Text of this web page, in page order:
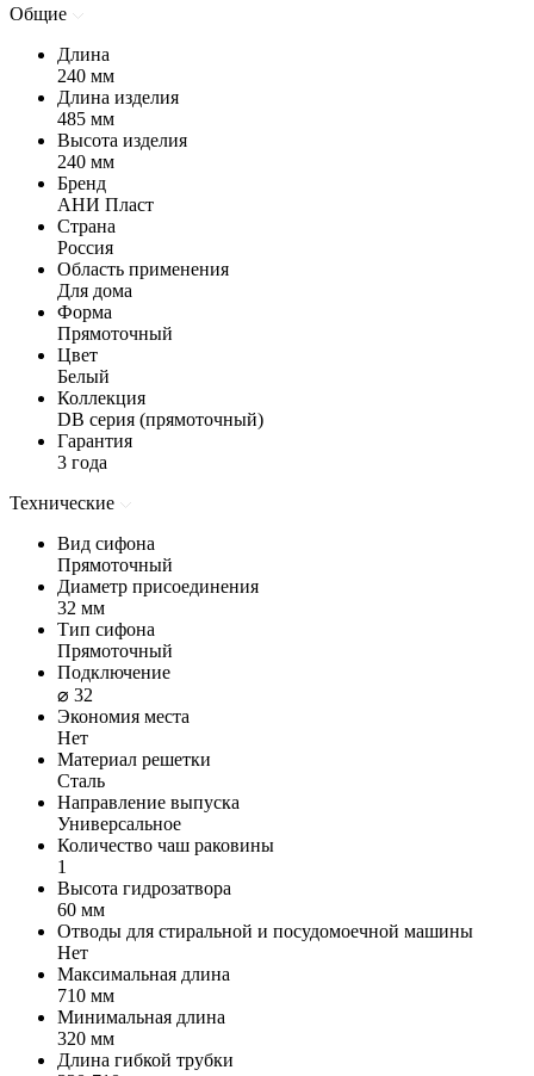
Общие
Длина
240 мм
Длина изделия
485 мм
Высота изделия
240 мм
Бренд
АНИ Пласт
Страна
Россия
Область применения
Для дома
Форма
Прямоточный
Цвет
Белый
Коллекция
DB серия (прямоточный)
Гарантия
3 года
Технические
Вид сифона
Прямоточный
Диаметр присоединения
32 мм
Тип сифона
Прямоточный
Подключение
⌀ 32
Экономия места
Нет
Материал решетки
Сталь
Направление выпуска
Универсальное
Количество чаш раковины
1
Высота гидрозатвора
60 мм
Отводы для стиральной и посудомоечной машины
Нет
Максимальная длина
710 мм
Минимальная длина
320 мм
Длина гибкой трубки